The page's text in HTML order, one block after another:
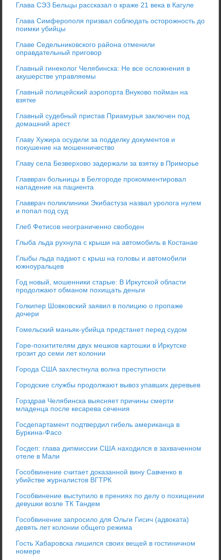
Глава СЭЗ Бельцы рассказал о краже 21 века в Кагуле
Глава Симферополя призвал соблюдать осторожность до
поимки убийцы
Главе Седельниковского района отменили
оправдательный приговор
Главный гинеколог Челябинска: Не все осложнения в
акушерстве управляемы
Главный полицейский аэропорта Внуково пойман на
взятке
Главный судебный пристав Приамурья заключен под
домашний арест
Главу Хужира осудили за подделку документов и
покушение на мошенничество
Главу села Безверхово задержали за взятку в Приморье
Главврач больницы в Белгороде прокомментировал
нападение на пациента
Главврач поликлиники Экибастуза назвал уролога нулем
и попал под суд
Глеб Фетисов неограниченно свободен
Глыба льда рухнула с крыши на автомобиль в Костанае
Глыбы льда падают с крыш на головы и автомобили
южноуральцев
Год новый, мошенники старые: В Иркутской области
продолжают обманом похищать деньги
Голкипер Шовковский заявил в полицию о пропаже
дочери
Гомельский маньяк-убийца предстанет перед судом
Горе-похитителям двух мешков картошки в Иркутске
грозит до семи лет колонии
Города США захлестнула волна преступности
Городские службы продолжают вывоз упавших деревьев
Горздрав Челябинска выясняет причины смерти
младенца после кесарева сечения
Госдепартамент подтвердил гибель американца в
Буркина-Фасо
Госдеп: глава дипмиссии США находился в захваченном
отеле в Мали
Гособвинение считает доказанной вину Савченко в
убийстве журналистов ВГТРК
Гособвинение выступило в прениях по делу о похищении
девушки возле ТК Тандем
Гособвинение запросило для Ольги Гисич (адвоката)
девять лет колонии общего режима
Гость Хабаровска лишился своих вещей в гостиничном
номере